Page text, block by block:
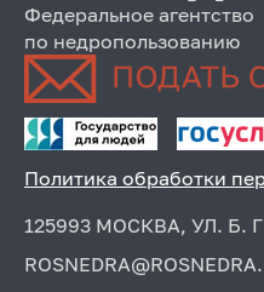
Федеральное агентство
по недропользованию
Политика обработки
125993 МОСКВА, УЛ. Б.